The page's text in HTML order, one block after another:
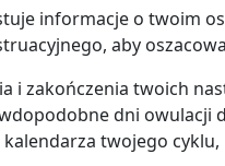
informacje o twoim
aby
i zakończenia twoich
dni owulacji
twojego